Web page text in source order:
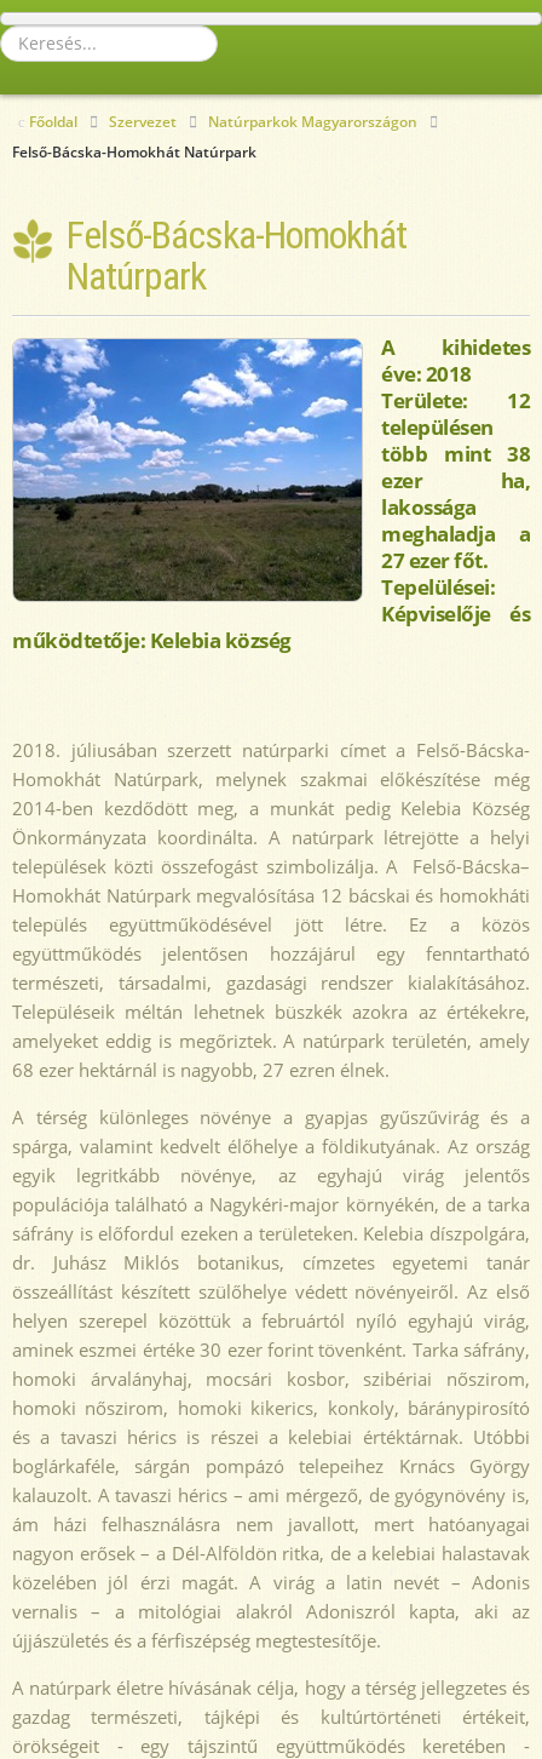
Keresés...
Főoldal Szervezet
Natúrparkok Magyarországon
Felső-Bácska-Homokhát Natúrpark
Felső-Bácska-Homokhát
Natúrpark
A kihidetes
éve: 2018
Területe: 12
településen
több mint 38
ezer ha,
lakossága
meghaladja a
27 ezer főt.
Tepelülései:
Képviselője és
működtetője: Kelebia község
2018. júliusában szerzett natúrparki címet a Felső-Bácska-
Homokhát Natúrpark, melynek szakmai előkészítése még
2014-ben kezdődött meg, a munkát pedig Kelebia Község
Önkormányzata koordinálta. A natúrpark létrejötte a helyi
települések közti összefogást szimbolizálja. A Felső-Bácska–
Homokhát Natúrpark megvalósítása 12 bácskai és homokháti
település együttműködésével jött létre. Ez a közös
együttműködés jelentősen hozzájárul egy fenntartható
természeti, társadalmi, gazdasági rendszer kialakításához.
Településeik méltán lehetnek büszkék azokra az értékekre,
amelyeket eddig is megőriztek. A natúrpark területén, amely
68 ezer hektárnál is nagyobb, 27 ezren élnek.
A térség különleges növénye a gyapjas gyűszűvirág és a
spárga, valamint kedvelt élőhelye a földikutyának. Az ország
egyik legritkább növénye, az egyhajú virág jelentős
populációja található a Nagykéri-major környékén, de a tarka
sáfrány is előfordul ezeken a területeken. Kelebia díszpolgára,
dr. Juhász Miklós botanikus, címzetes egyetemi tanár
összeállítást készített szülőhelye védett növényeiről. Az első
helyen szerepel közöttük a februártól nyíló egyhajú virág,
aminek eszmei értéke 30 ezer forint tövenként. Tarka sáfrány,
homoki árvalányhaj, mocsári kosbor, szibériai nőszirom,
homoki nőszirom, homoki kikerics, konkoly, báránypirosító
és a tavaszi hérics is részei a kelebiai értéktárnak. Utóbbi
boglárkaféle, sárgán pompázó telepei­hez Krnács György
kalauzolt. A tavaszi hérics – ami mérgező, de gyógynövény is,
ám házi felhasználásra nem javallott, mert hatóanyagai
nagyon erősek – a Dél-Alföldön ritka, de a kelebiai halastavak
közelében jól érzi magát. A virág a latin nevét – Adonis
vernalis – a mitológiai alakról Adoniszról kapta, aki az
újjászületés és a férfiszépség megtestesítője.
A natúrpark életre hívásának célja, hogy a térség jellegzetes és
gazdag természeti, tájképi és kultúrtörténeti értékeit,
örökségeit - egy tájszintű együttműködés keretében -